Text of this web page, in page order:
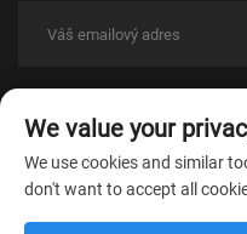
práva vyhrazena.
Zásady ochrany
We value your
We use cookies and similar
don't want to accept all